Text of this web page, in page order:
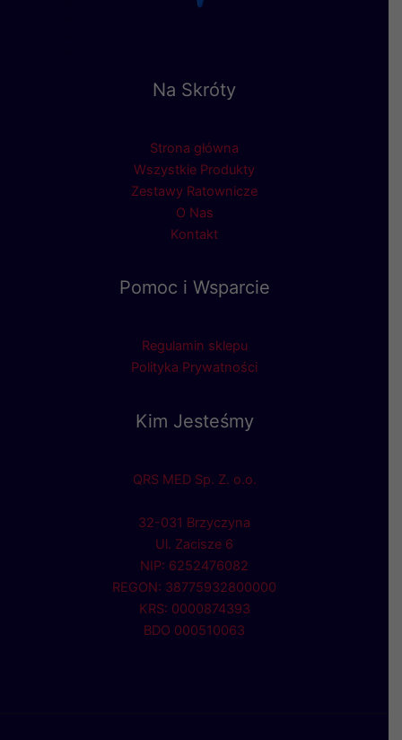
Na Skróty
Strona główna
Wszystkie Produkty
Zestawy Ratownicze
O Nas
Kontakt
Pomoc i Wsparcie
Regulamin sklepu
Polityka Prywatności
Kim Jesteśmy
QRS MED Sp. Z. o.o.
32-031 Brzyczyna
Ul. Zacisze 6
NIP: 6252476082
REGON: 38775932800000
KRS: 0000874393
BDO 000510063